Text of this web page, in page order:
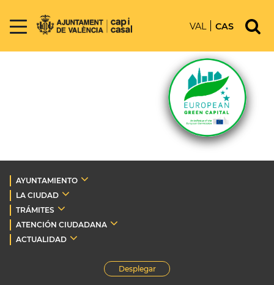
VAL CAS
AYUNTAMIENTO
LA CIUDAD
TRÁMITES
ATENCIÓN CIUDADANA
ACTUALIDAD
Desplegar